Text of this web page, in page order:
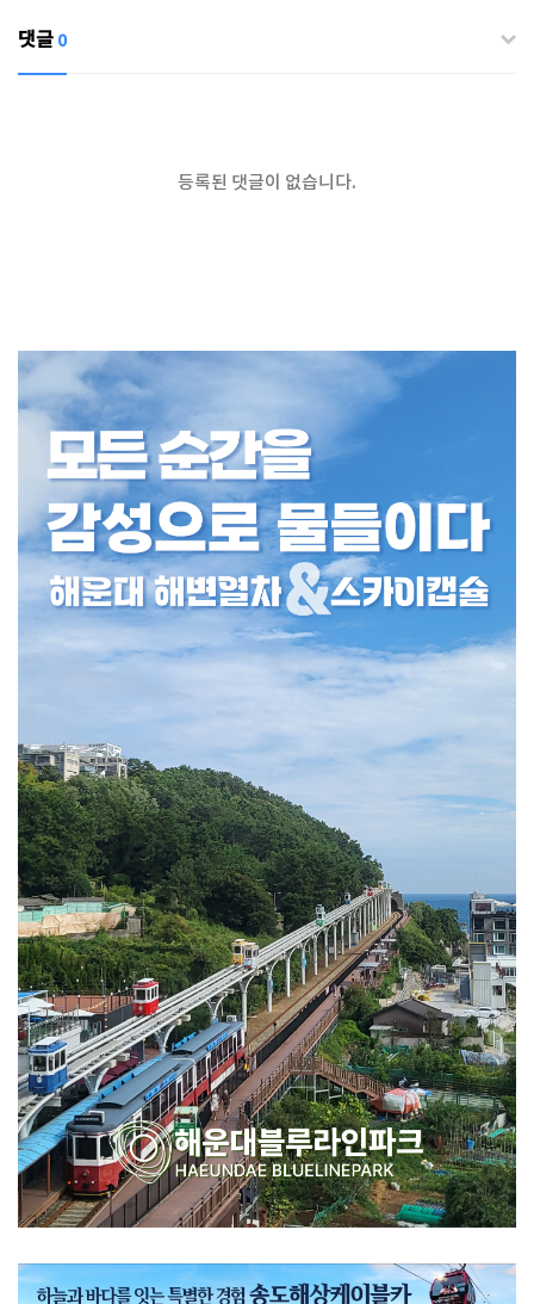
댓글 0
등록된 댓글이 없습니다.